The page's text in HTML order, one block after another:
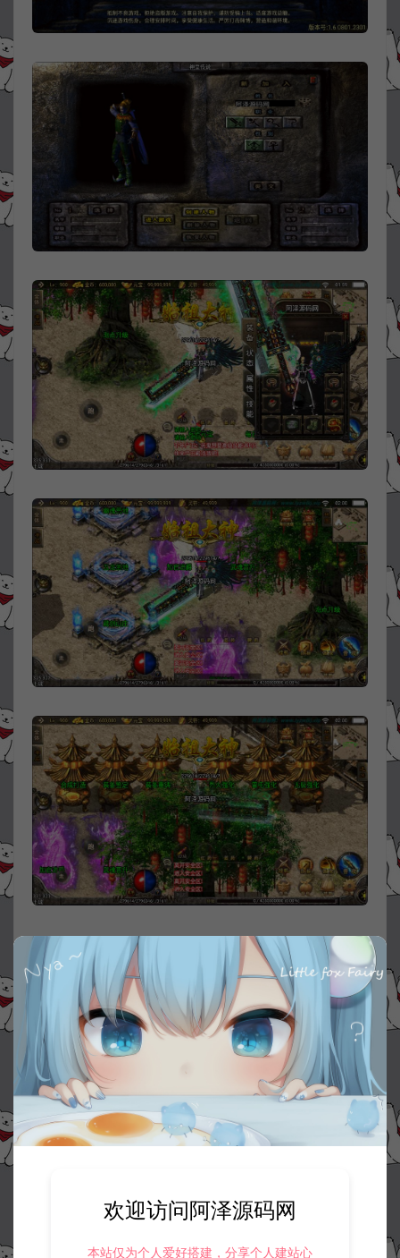
欢迎访问阿泽源码网
本站仅为个人爱好搭建，分享个人建站心